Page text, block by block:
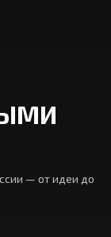
— от идеи до